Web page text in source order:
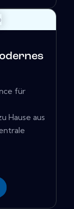
für
Hause aus